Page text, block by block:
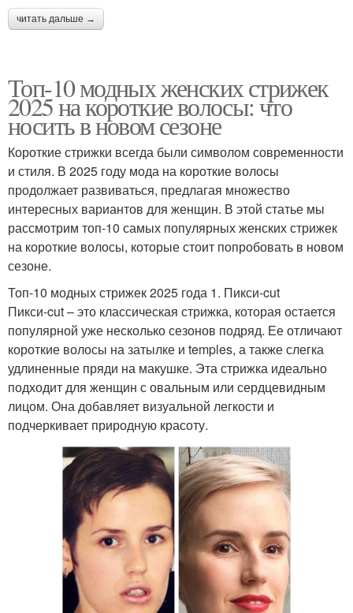
читать дальше →
Топ-10 модных женских стрижек
2025 на короткие волосы: что
носить в новом сезоне
Короткие стрижки всегда были символом современности
и стиля. В 2025 году мода на короткие волосы
продолжает развиваться, предлагая множество
интересных вариантов для женщин. В этой статье мы
рассмотрим топ-10 самых популярных женских стрижек
на короткие волосы, которые стоит попробовать в новом
сезоне.
Топ-10 модных стрижек 2025 года 1. Пикси-cut
Пикси-cut – это классическая стрижка, которая остается
популярной уже несколько сезонов подряд. Ее отличают
короткие волосы на затылке и temples, а также слегка
удлиненные пряди на макушке. Эта стрижка идеально
подходит для женщин с овальным или сердцевидным
лицом. Она добавляет визуальной легкости и
подчеркивает природную красоту.